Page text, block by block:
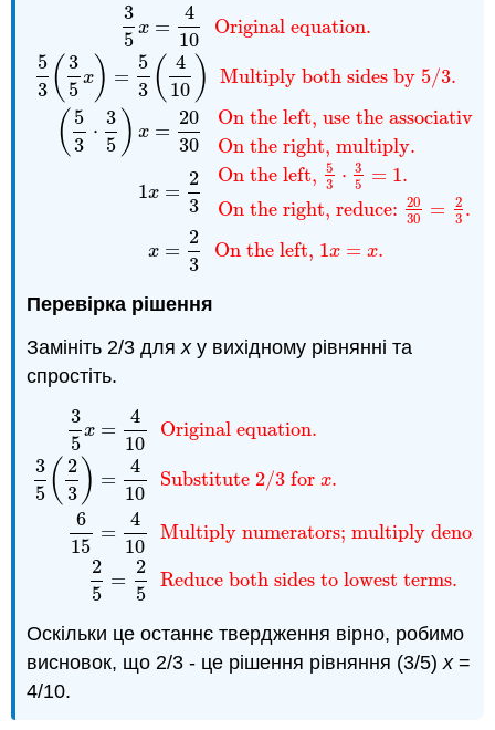
3
5
x =
4
10
5
3 ( 3
5
x) =
5
3 ( 4
10 )
( 5
3
⋅
3
5 ) x =
20
30
1x =
2
3
x =
2
3
Original equation.
Multiply both sides by 5/3.
On the left, use the associative
On the right, multiply.
On the left, 5
3 ⋅ 3
5
= 1.
On the right, reduce: 20
30
=
2
3 .
On the left, 1x = x.
Original equation. 53 ) =
Перевірка рішення
Замініть 2/3 дляxу вихідному рівнянні та
спростіть.
3
5
x =
4
10
3
5 ( 2
3 ) =
4
10
6
15
=
4
10
2
5
=
2
5
Original equation.
Substitute 2/3 forx.
Multiply numerators; multiply
Reduce both sides to lowest terms.
=4 Original equation. 3 5
Оскільки це останнє твердження вірно, робимо
висновок, що 2/3 - це рішення рівняння (3/5)х=
4/10.